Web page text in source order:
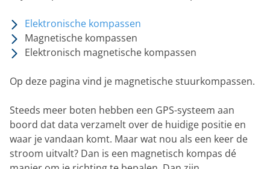
Elektronische kompassen
Magnetische kompassen
Elektronisch magnetische kompassen
Op deze pagina vind je magnetische stuurkompassen.
Steeds meer boten hebben een GPS-systeem aan
boord dat data verzamelt over de huidige positie en
waar je vandaan komt. Maar wat nou als een keer de
stroom uitvalt? Dan is een magnetisch kompas dé